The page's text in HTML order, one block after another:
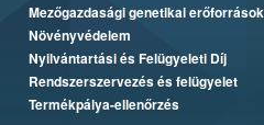
Mezőgazdasági genetikai erőforrások
Növényvédelem
Nyilvántartási és Felügyeleti Díj
Rendszerszervezés és felügyelet
Termékpálya-ellenőrzés